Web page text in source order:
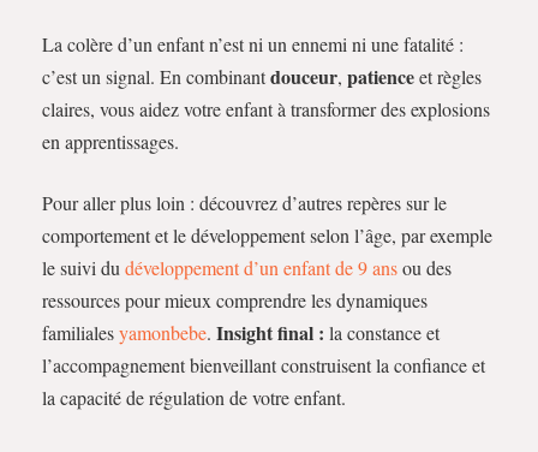
La colère d’un enfant n’est ni un ennemi ni une fatalité :
c’est un signal. En combinantdouceur, patienceet règles
claires, vous aidez votre enfant à transformer des explosions
en apprentissages.
Pour aller plus loin : découvrez d’autres repères sur le
comportement et le développement selon l’âge, par exemple
le suivi du développement d’un enfant de 9 ansou des
ressources pour mieux comprendre les dynamiques
familialesyamonbebe. Insight final : la constance et
l’accompagnement bienveillant construisent la confiance et
la capacité de régulation de votre enfant.